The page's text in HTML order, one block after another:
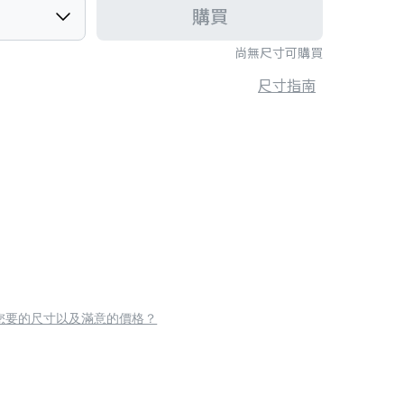
尚無尺寸可購買
購買
尺寸指南
要的尺寸以及滿意的價格？